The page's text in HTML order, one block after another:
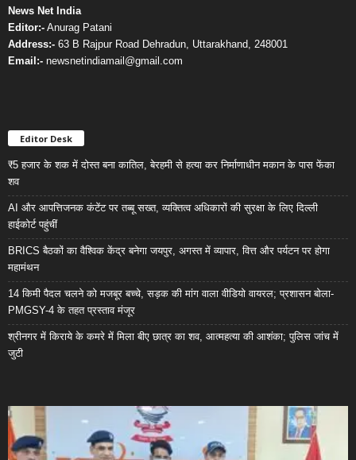
News Net India
Editor:- Anurag Patani
Address:- 63 B Rajpur Road Dehradun, Uttarakhand, 248001
Email:- newsnetindiamail@gmail.com
Editor Desk
₹5 हजार के शक में दोस्त बना कातिल, बेरहमी से हत्या कर निर्माणाधीन मकान के पास फेंका
शव
AI और आपत्तिजनक कंटेंट पर तब्बू सख्त, व्यक्तित्व अधिकारों की सुरक्षा के लिए दिल्ली
हाईकोर्ट पहुंचीं
BRICS बैठकों का वैश्विक केंद्र बनेगा जयपुर, अगस्त में व्यापार, वित्त और पर्यटन पर होगा
महामंथन
14 किमी पैदल चलने को मजबूर बच्चे, सड़क की मांग वाला वीडियो वायरल; प्रशासन बोला-
PMGSY-4 के तहत प्रस्ताव मंजूर
श्रीनगर में किराये के कमरे में मिला बीए छात्र का शव, आत्महत्या की आशंका; पुलिस जांच में
जुटी